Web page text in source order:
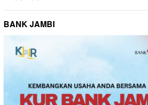
BANK JAMBI